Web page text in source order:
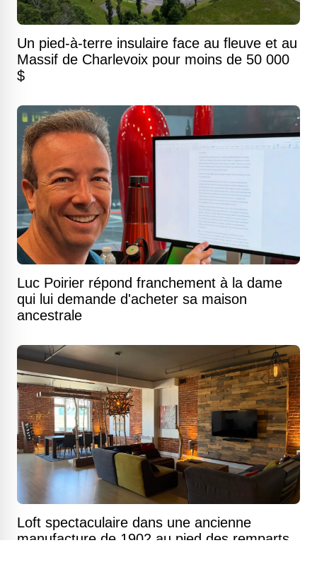
Un pied-à-terre insulaire face au fleuve et au
Massif de Charlevoix pour moins de 50 000
$
Luc Poirier répond franchement à la dame
qui lui demande d'acheter sa maison
ancestrale
Loft spectaculaire dans une ancienne
manufacture de 1902 au pied des remparts